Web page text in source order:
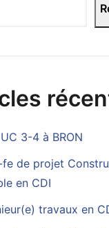
3-4 à BRON
fe de projet
en CDI
travaux en